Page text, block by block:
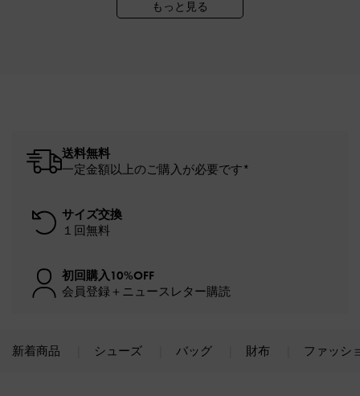
もっと見る
送料無料
一定金額以上のご購入が必要です*
サイズ交換
１回無料
初回購入10%OFF
会員登録＋ニュースレター購読
新着商品 シューズ バッグ 財布 ファッシ